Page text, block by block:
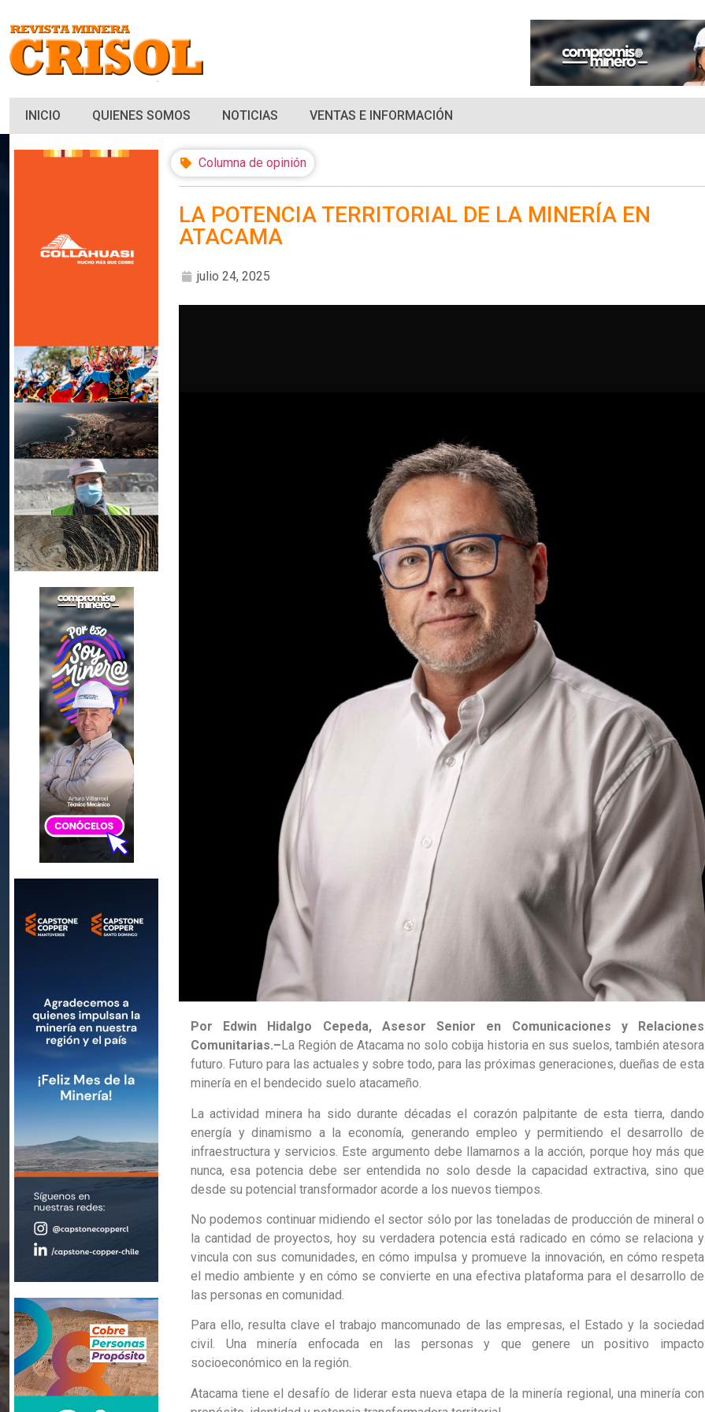
INICIO QUIENES SOMOS NOTICIAS VENTAS E INFORMACIÓN
Columna de opinión
LA POTENCIA TERRITORIAL DE LA MINERÍA EN
ATACAMA
julio 24, 2025
Por Edwin Hidalgo Cepeda, Asesor Senior en Comunicaciones y Relaciones
Comunitarias.–La Región de Atacama no solo cobija historia en sus suelos, también atesora
futuro. Futuro para las actuales y sobre todo, para las próximas generaciones, dueñas de esta
minería en el bendecido suelo atacameño.
La actividad minera ha sido durante décadas el corazón palpitante de esta tierra, dando
energía y dinamismo a la economía, generando empleo y permitiendo el desarrollo de
infraestructura y servicios. Este argumento debe llamarnos a la acción, porque hoy más que
nunca, esa potencia debe ser entendida no solo desde la capacidad extractiva, sino que
desde su potencial transformador acorde a los nuevos tiempos.
No podemos continuar midiendo el sector sólo por las toneladas de producción de mineral o
la cantidad de proyectos, hoy su verdadera potencia está radicado en cómo se relaciona y
vincula con sus comunidades, en cómo impulsa y promueve la innovación, en cómo respeta
el medio ambiente y en cómo se convierte en una efectiva plataforma para el desarrollo de
las personas en comunidad.
Para ello, resulta clave el trabajo mancomunado de las empresas, el Estado y la sociedad
civil. Una minería enfocada en las personas y que genere un positivo impacto
socioeconómico en la región.
Atacama tiene el desafío de liderar esta nueva etapa de la minería regional, una minería con